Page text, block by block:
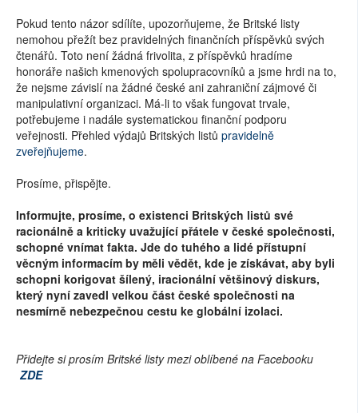
Pokud tento názor sdílíte, upozorňujeme, že Britské listy
nemohou přežít bez pravidelných finančních příspěvků svých
čtenářů. Toto není žádná frivolita, z příspěvků hradíme
honoráře našich kmenových spolupracovníků a jsme hrdi na to,
že nejsme závislí na žádné české ani zahraniční zájmové či
manipulativní organizaci. Má-li to však fungovat trvale,
potřebujeme i nadále systematickou finanční podporu
veřejnosti. Přehled výdajů Britských listů pravidelně
zveřejňujeme.
Prosíme, přispějte.
Informujte, prosíme, o existenci Britských listů své
racionálně a kriticky uvažující přátele v české společnosti,
schopné vnímat fakta. Jde do tuhého a lidé přístupní
věcným informacím by měli vědět, kde je získávat, aby byli
schopni korigovat šílený, iracionální většinový diskurs,
který nyní zavedl velkou část české společnosti na
nesmírně nebezpečnou cestu ke globální izolaci.
Přidejte si prosím Britské listy mezi oblíbené na Facebooku
ZDE